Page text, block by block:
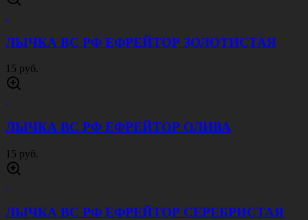
ЛЫЧКА ВС РФ ЕФРЕЙТОР ЗОЛОТИСТАЯ
15 руб.
ЛЫЧКА ВС РФ ЕФРЕЙТОР ОЛИВА
15 руб.
ЛЫЧКА ВС РФ ЕФРЕЙТОР СЕРЕБРИСТАЯ